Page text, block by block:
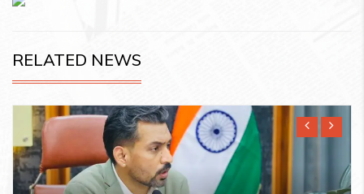
RELATED NEWS